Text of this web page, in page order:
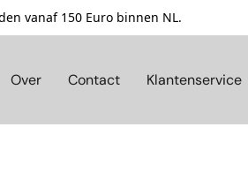
vanaf 150 Euro binnen NL.
Over Contact Klantenservice